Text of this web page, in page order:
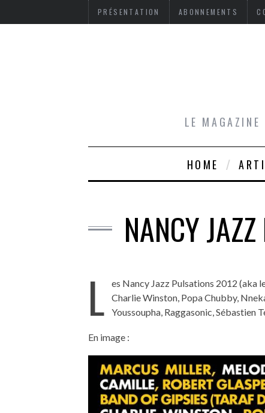
PRÉSENTATION ABONNEMENTS
LE
HOME
NANCY
L
es Nancy Jazz Pulsations 2012 (aka
Charlie Winston, Popa Chubby,
Youssoupha, Raggasonic, Sébastien
En image :